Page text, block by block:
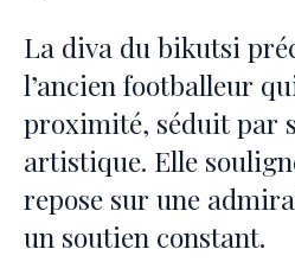
La diva du bikutsi
l’ancien footballeur
proximité, séduit par
artistique. Elle
repose sur une
un soutien constant.